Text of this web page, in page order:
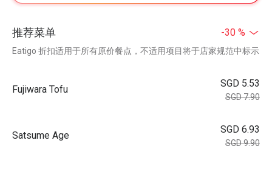
推荐菜单 -30 %
Eatigo 折扣适用于所有原价餐点，不适用项目将于店家规范中标示
Fujiwara Tofu
SGD 5.53
SGD 7.90
Satsume Age
SGD 6.93
SGD 9.90